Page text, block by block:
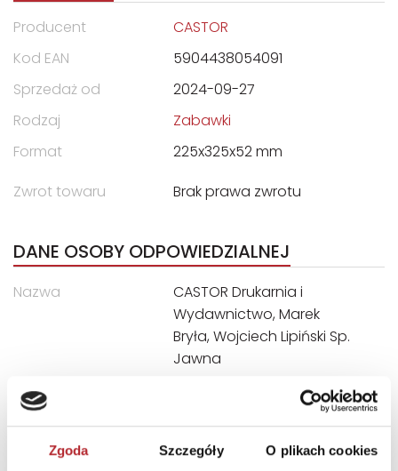
Zgoda Szczegóły O plikach cookies
Producent
CASTOR
Kod EAN
5904438054091
Sprzedaż od
2024-09-27
Rodzaj
Zabawki
Format
225x325x52 mm
Zwrot towaru
Brak prawa zwrotu
DANE OSOBY ODPOWIEDZIALNEJ
Nazwa
CASTOR Drukarnia i
Wydawnictwo, Marek
Bryła, Wojciech Lipiński Sp.
Jawna
Ulica
ul. Władysława Łokietka 119
Kod pocztowy
31-263
Miasto
Kraków